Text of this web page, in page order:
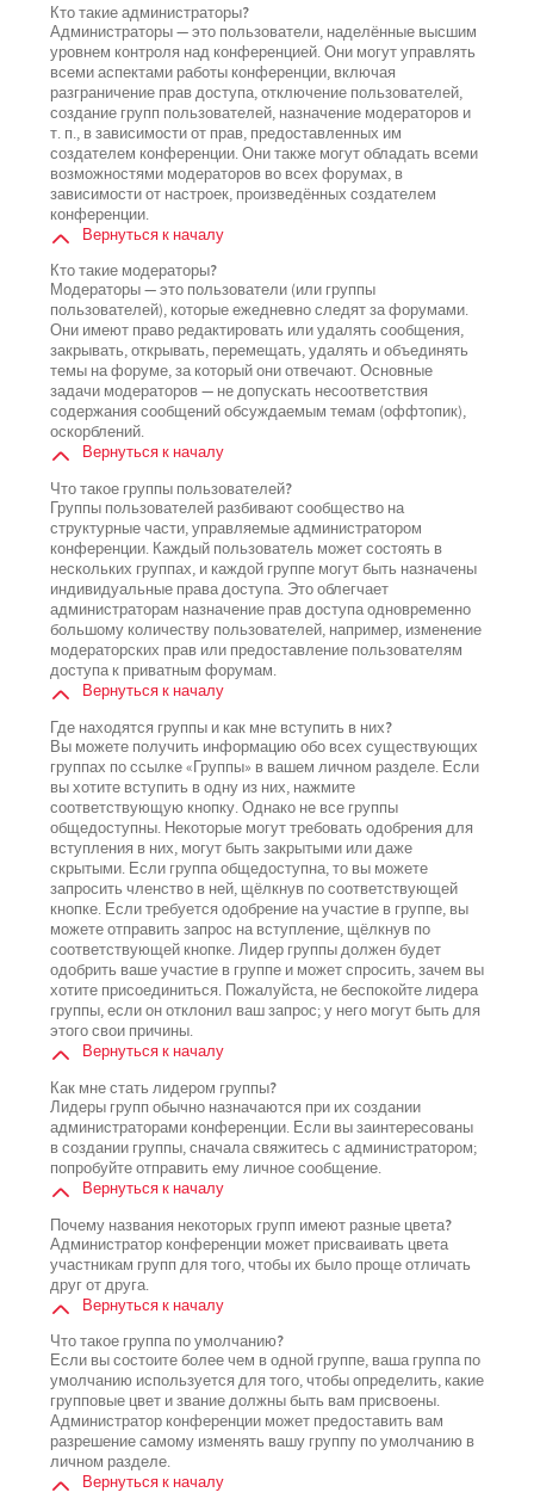
Кто такие администраторы?
Администраторы — это пользователи, наделённые высшим
уровнем контроля над конференцией. Они могут управлять
всеми аспектами работы конференции, включая
разграничение прав доступа, отключение пользователей,
создание групп пользователей, назначение модераторов и
т. п., в зависимости от прав, предоставленных им
создателем конференции. Они также могут обладать всеми
возможностями модераторов во всех форумах, в
зависимости от настроек, произведённых создателем
конференции.
Вернуться к началу
Кто такие модераторы?
Модераторы — это пользователи (или группы
пользователей), которые ежедневно следят за форумами.
Они имеют право редактировать или удалять сообщения,
закрывать, открывать, перемещать, удалять и объединять
темы на форуме, за который они отвечают. Основные
задачи модераторов — не допускать несоответствия
содержания сообщений обсуждаемым темам (оффтопик),
оскорблений.
Вернуться к началу
Что такое группы пользователей?
Группы пользователей разбивают сообщество на
структурные части, управляемые администратором
конференции. Каждый пользователь может состоять в
нескольких группах, и каждой группе могут быть назначены
индивидуальные права доступа. Это облегчает
администраторам назначение прав доступа одновременно
большому количеству пользователей, например, изменение
модераторских прав или предоставление пользователям
доступа к приватным форумам.
Вернуться к началу
Где находятся группы и как мне вступить в них?
Вы можете получить информацию обо всех существующих
группах по ссылке «Группы» в вашем личном разделе. Если
вы хотите вступить в одну из них, нажмите
соответствующую кнопку. Однако не все группы
общедоступны. Некоторые могут требовать одобрения для
вступления в них, могут быть закрытыми или даже
скрытыми. Если группа общедоступна, то вы можете
запросить членство в ней, щёлкнув по соответствующей
кнопке. Если требуется одобрение на участие в группе, вы
можете отправить запрос на вступление, щёлкнув по
соответствующей кнопке. Лидер группы должен будет
одобрить ваше участие в группе и может спросить, зачем вы
хотите присоединиться. Пожалуйста, не беспокойте лидера
группы, если он отклонил ваш запрос; у него могут быть для
этого свои причины.
Вернуться к началу
Как мне стать лидером группы?
Лидеры групп обычно назначаются при их создании
администраторами конференции. Если вы заинтересованы
в создании группы, сначала свяжитесь с администратором;
попробуйте отправить ему личное сообщение.
Вернуться к началу
Почему названия некоторых групп имеют разные цвета?
Администратор конференции может присваивать цвета
участникам групп для того, чтобы их было проще отличать
друг от друга.
Вернуться к началу
Что такое группа по умолчанию?
Если вы состоите более чем в одной группе, ваша группа по
умолчанию используется для того, чтобы определить, какие
групповые цвет и звание должны быть вам присвоены.
Администратор конференции может предоставить вам
разрешение самому изменять вашу группу по умолчанию в
личном разделе.
Вернуться к началу